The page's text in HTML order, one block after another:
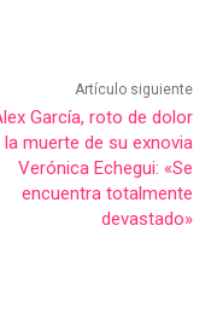
Artículo siguiente
García, roto de dolor
muerte de su exnovia
Verónica Echegui: «Se
encuentra totalmente
devastado»